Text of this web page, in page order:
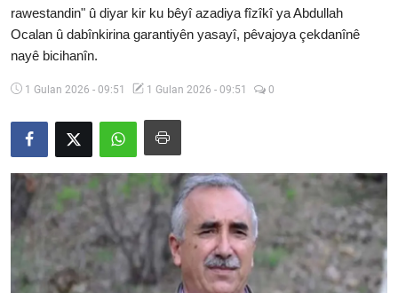
Rojev
Lêkolîn
Wêne
Vidyo
Nivîskar
Arşiv
rawestandin" û diyar kir ku bêyî azadiya fîzîkî ya Abdullah
Ocalan û dabînkirina garantiyên yasayî, pêvajoya çekdanînê
nayê bicihanîn.
1 Gulan 2026 - 09:51 1 Gulan 2026 - 09:51 0